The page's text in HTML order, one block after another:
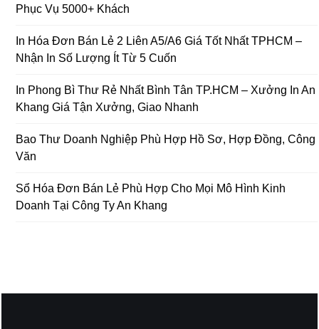
Phục Vụ 5000+ Khách
In Hóa Đơn Bán Lẻ 2 Liên A5/A6 Giá Tốt Nhất TPHCM –
Nhận In Số Lượng Ít Từ 5 Cuốn
In Phong Bì Thư Rẻ Nhất Bình Tân TP.HCM – Xưởng In An
Khang Giá Tận Xưởng, Giao Nhanh
Bao Thư Doanh Nghiệp Phù Hợp Hồ Sơ, Hợp Đồng, Công
Văn
Sổ Hóa Đơn Bán Lẻ Phù Hợp Cho Mọi Mô Hình Kinh
Doanh Tại Công Ty An Khang